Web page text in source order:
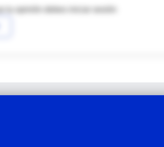
tu opinión debes iniciar sesión